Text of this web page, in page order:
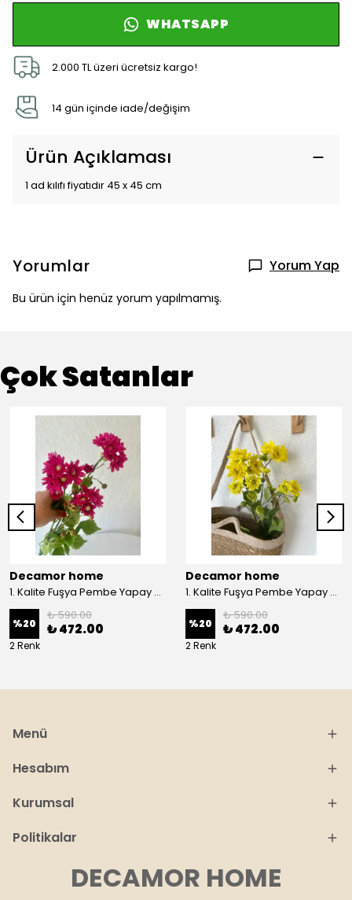
WHATSAPP
2.000 TL üzeri ücretsiz kargo!
14 gün içinde iade/değişim
Ürün Açıklaması
1 ad kılıfı fiyatıdır 45 x 45 cm
Yorumlar Yorum Yap
Bu ürün için henüz yorum yapılmamış.
Çok Satanlar
Decamor home
1. Kalite Fuşya Pembe Yapay Kasımpatı Dalı Çiçeği 80 cm - Pembee
%20
₺ 590.00
₺ 472.00
2 Renk
Decamor home
1. Kalite Fuşya Pembe Yapay Kasımpatı Dalı Çiçeği 80 cm - Sarı
%20
₺ 590.00
₺ 472.00
2 Renk
Menü
Hesabım
Kurumsal
Politikalar
DECAMOR HOME